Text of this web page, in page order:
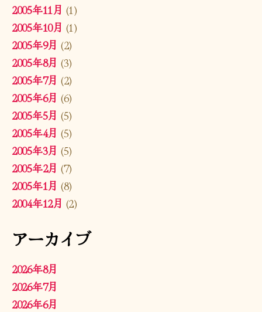
2005年11月 (1)
2005年10月 (1)
2005年9月 (2)
2005年8月 (3)
2005年7月 (2)
2005年6月 (6)
2005年5月 (5)
2005年4月 (5)
2005年3月 (5)
2005年2月 (7)
2005年1月 (8)
2004年12月 (2)
アーカイブ
2026年8月
2026年7月
2026年6月